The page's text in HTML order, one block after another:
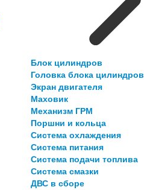
Блок цилиндров
Головка блока цилиндров
Экран двигателя
Маховик
Механизм ГРМ
Поршни и кольца
Система охлаждения
Система питания
Система подачи топлива
Система смазки
ДВС в сборе